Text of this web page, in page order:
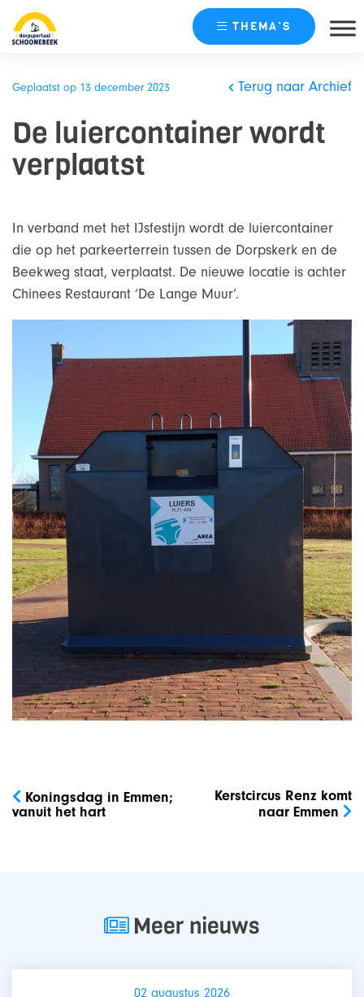
naar
THEMA’S
Geplaatst op 13 december 2023 Terug naar Archief
De luiercontainer wordt
verplaatst
In verband met het IJsfestijn wordt de luiercontainer
die op het parkeerterrein tussen de Dorpskerk en de
Beekweg staat, verplaatst. De nieuwe locatie is achter
Chinees Restaurant ‘De Lange Muur’.
navigatie
Koningsdag in Emmen;
vanuit het hart
Kerstcircus Renz komt
naar Emmen
Meer nieuws
02 augustus 2026